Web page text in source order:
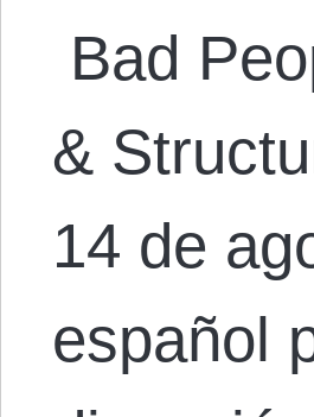
Bad
&
14 de
español